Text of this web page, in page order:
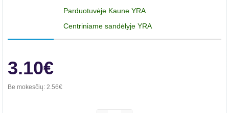
Parduotuvėje Kaune YRA
Centriniame sandėlyje YRA
3.10€
Be mokesčių: 2.56€